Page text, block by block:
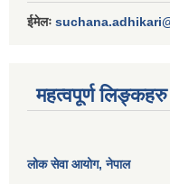
ईमेलः
महत्वपूर्ण लिङ्कहरु
लोक सेवा आयोग, नेपाल